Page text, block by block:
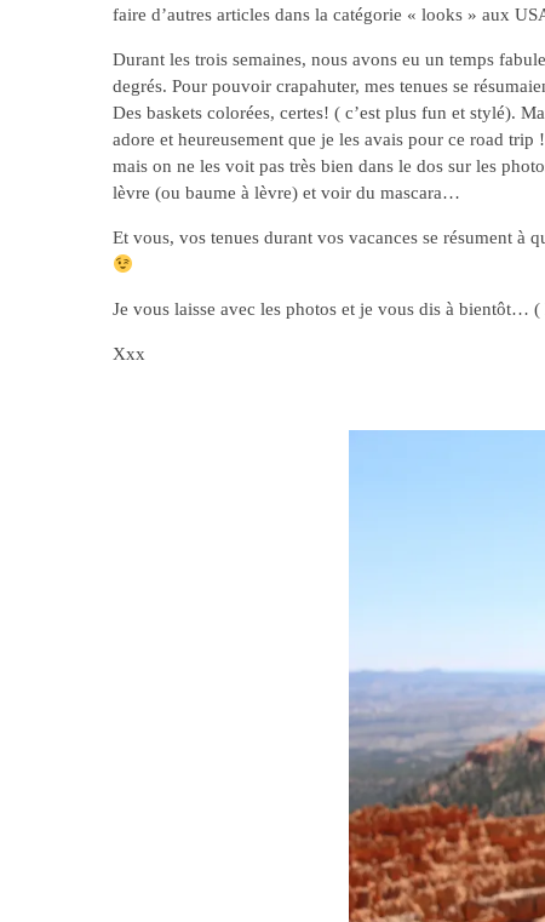
faire d’autres articles dans la catégorie « looks » aux
Durant les trois semaines, nous avons eu un temps
degrés. Pour pouvoir crapahuter, mes tenues se
Des baskets colorées, certes! ( c’est plus fun et stylé).
adore et heureusement que je les avais pour ce road trip
mais on ne les voit pas très bien dans le dos sur les
lèvre (ou baume à lèvre) et voir du mascara…
Et vous, vos tenues durant vos vacances se résument à
Je vous laisse avec les photos et je vous dis à bientôt… (
Xxx